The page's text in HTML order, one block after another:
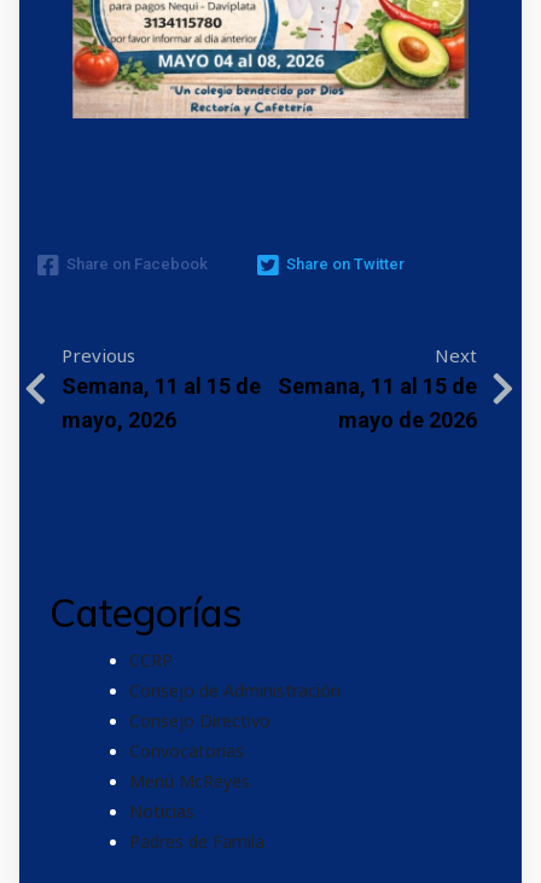
Share on Facebook Share on Twitter
Previous
Semana, 11 al 15 de
mayo, 2026
Next
Semana, 11 al 15 de
mayo de 2026
Categorías
CCRP
Consejo de Administración
Consejo Directivo
Convocatorias
Menú McReyes
Noticias
Padres de Famila